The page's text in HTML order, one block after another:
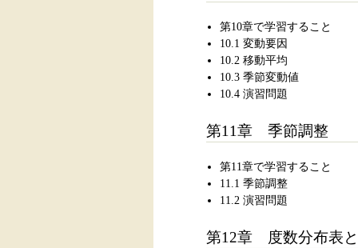
第10章で学習すること
10.1 変動要因
10.2 移動平均
10.3 季節変動値
10.4 演習問題
第11章 季節調整
第11章で学習すること
11.1 季節調整
11.2 演習問題
第12章 度数分布表